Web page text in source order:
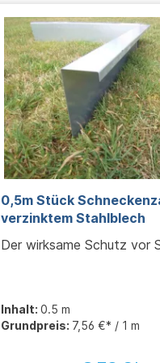
0,5m Stück
verzinktem Stahlblech
Der wirksame Schutz vor
Inhalt: 0.5 m
Grundpreis: 7,56 €* / 1 m